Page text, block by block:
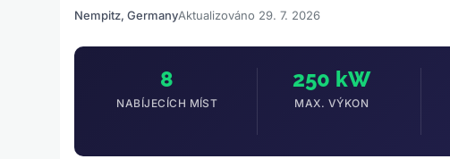
Nempitz, GermanyAktualizováno 29. 7. 2026
8
NABÍJECÍCH MÍST
250 kW
MAX. VÝKON